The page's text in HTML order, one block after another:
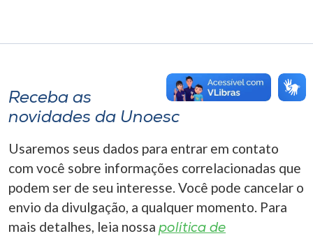
Receba as
novidades da Unoesc
Usaremos seus dados para entrar em contato
com você sobre informações correlacionadas que
podem ser de seu interesse. Você pode cancelar o
envio da divulgação, a qualquer momento. Para
mais detalhes, leia nossa política de